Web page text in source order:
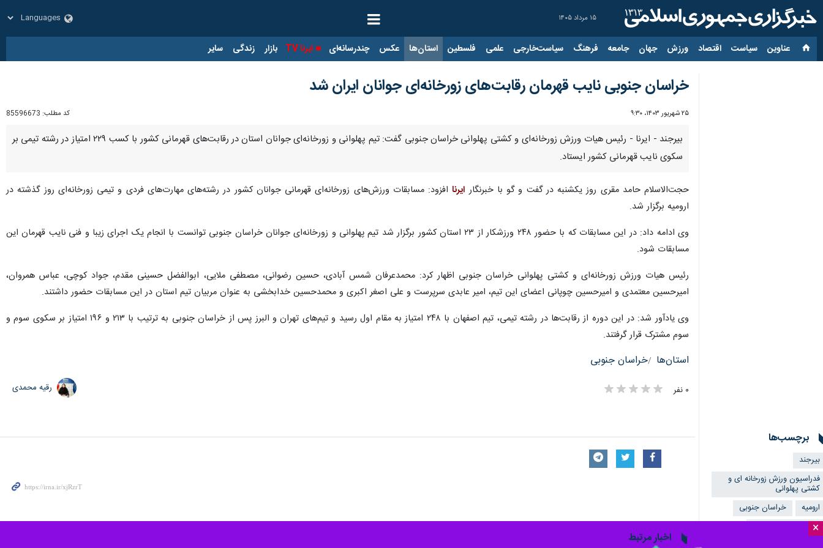
۱۵ مرداد ۱۴۰۵
عناوین‌ سیاست اقتصاد ورزش جهان جامعه فرهنگ سیاست‌خارجی علمی فلسطین استان‌ها عکس چندرسانه‌ای ایرنا TV بازار زندگی سایر
×
خراسان جنوبی نایب قهرمان رقابت‌های زورخانه‌ای جوانان ایران شد
۲۵ شهریور ۱۴۰۳، ۹:۳۰ کد مطلب: 85596673
بیرجند - ایرنا - رئیس هیات ورزش زورخانه‌ای و کشتی پهلوانی خراسان جنوبی گفت: تیم پهلوانی و زورخانه‌ای جوانان استان در رقابت‌های قهرمانی کشور با کسب ۲۲۹ امتیاز در رشته تیمی بر
سکوی نایب قهرمانی کشور ایستاد.
حجت‌الاسلام حامد مقری روز یکشنبه در گفت و گو با خبرنگار ایرناافزود: مسابقات ورزش‌های زورخانه‌ای قهرمانی جوانان کشور در رشته‌های مهارت‌های فردی و تیمی زورخانه‌ای روز گذشته در
ارومیه برگزار شد.
وی ادامه داد: در این مسابقات که با حضور ۲۴۸ ورزشکار از ۲۳ استان کشور برگزار شد تیم پهلوانی و زورخانه‌ای جوانان خراسان جنوبی توانست با انجام یک اجرای زیبا و فنی نایب قهرمان این
مسابقات شود.
رئیس هیات ورزش زورخانه‌ای و کشتی پهلوانی خراسان جنوبی اظهار کرد: محمدعرفان شمس آبادی، حسین رضوانی، مصطفی ملایی، ابوالفضل حسینی مقدم، جواد کوچی، عباس همروان،
امیرحسین معتمدی و امیرحسین چوپانی اعضای این تیم، امیر عابدی سرپرست و علی اصغر اکبری و محمدحسین خدابخشی به عنوان مربیان تیم استان در این مسابقات حضور داشتند.
وی یادآور شد: در این دوره از رقابت‌ها در رشته تیمی، تیم اصفهان با ۲۴۸ امتیاز به مقام اول رسید و تیم‌های تهران و البرز پس از خراسان جنوبی به ترتیب با ۲۱۳ و ۱۹۶ امتیاز بر سکوی سوم و
سوم مشترک قرار گرفتند.
استان‌ها خراسان جنوبی
۰ نفر رقیه محمدی
برچسب‌ها
بیرجند
فدراسیون ورزش زورخانه ای و
کشتی پهلوانی
ارومیه
خراسان جنوبی
وزارت ورزش و جوانان
اخبار مرتبط